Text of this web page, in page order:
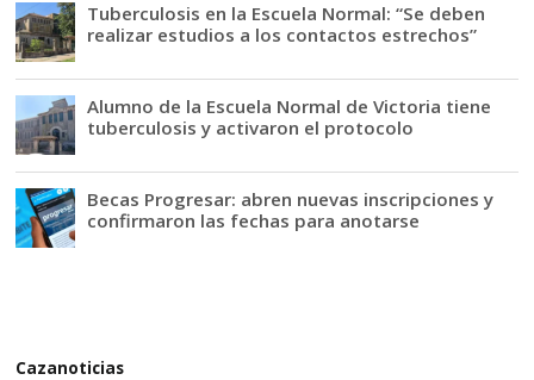
Tuberculosis en la Escuela Normal: “Se deben
realizar estudios a los contactos estrechos”
Alumno de la Escuela Normal de Victoria tiene
tuberculosis y activaron el protocolo
Becas Progresar: abren nuevas inscripciones y
confirmaron las fechas para anotarse
Cazanoticias